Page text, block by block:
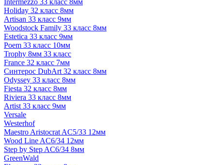
Intermezzo 33 класс 8мм
Holiday 32 класс 8мм
Artisan 33 класс 9мм
Woodstock Family 33 класс 8мм
Estetica 33 класс 9мм
Poem 33 класс 10мм
Trophy 8мм 33 класс
France 32 класс 7мм
Синтерос DubArt 32 класс 8мм
Odyssey 33 класс 8мм
Fiesta 32 класс 8мм
Riviera 33 класс 8мм
Artist 33 класс 9мм
Versale
Westerhof
Maestro Aristocrat AC5/33 12мм
Wood Line AC6/34 12мм
Step by Step AC6/34 8мм
GreenWald